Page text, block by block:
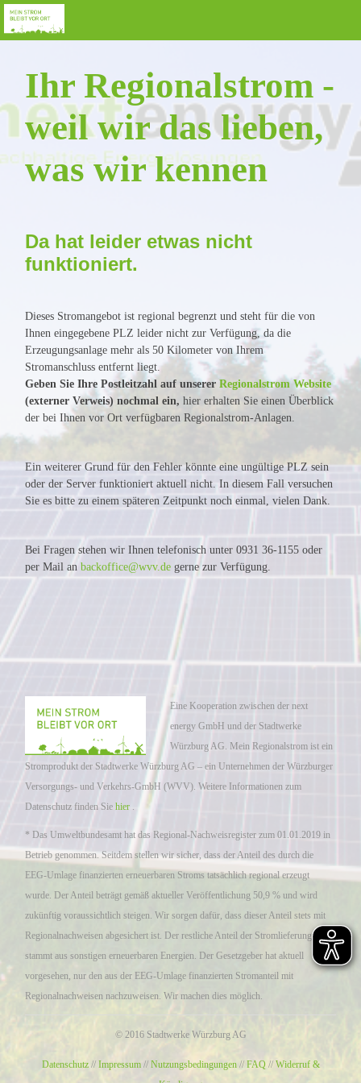
Ihr Regionalstrom -
weil wir das lieben,
was wir kennen
Da hat leider etwas nicht
funktioniert.
Dieses Stromangebot ist regional begrenzt und steht für die von
Ihnen eingegebene PLZ leider nicht zur Verfügung, da die
Erzeugungsanlage mehr als 50 Kilometer von Ihrem
Stromanschluss entfernt liegt.
Geben Sie Ihre Postleitzahl auf unsererRegionalstrom Website
(externer Verweis) nochmal ein, hier erhalten Sie einen Überblick
der bei Ihnen vor Ort verfügbaren Regionalstrom-Anlagen.
Ein weiterer Grund für den Fehler könnte eine ungültige PLZ sein
oder der Server funktioniert aktuell nicht. In diesem Fall versuchen
Sie es bitte zu einem späteren Zeitpunkt noch einmal, vielen Dank.
Bei Fragen stehen wir Ihnen telefonisch unter 0931 36-1155 oder
per Mail anbackoffice@wvv.de gerne zur Verfügung.
Eine Kooperation zwischen der next
energy GmbH und der Stadtwerke
Würzburg AG. Mein Regionalstrom ist ein
Stromprodukt der Stadtwerke Würzburg AG – ein Unternehmen der Würzburger
Versorgungs- und Verkehrs-GmbH (WVV). Weitere Informationen zum
Datenschutz finden Siehier .
* Das Umweltbundesamt hat das Regional-Nachweisregister zum 01.01.2019 in
Betrieb genommen. Seitdem stellen wir sicher, dass der Anteil des durch die
EEG-Umlage finanzierten erneuerbaren Stroms tatsächlich regional erzeugt
wurde. Der Anteil beträgt gemäß aktueller Veröffentlichung 50,9 % und wird
zukünftig voraussichtlich steigen. Wir sorgen dafür, dass dieser Anteil stets mit
Regionalnachweisen abgesichert ist. Der restliche Anteil der Stromlieferung
stammt aus sonstigen erneuerbaren Energien. Der Gesetzgeber hat aktuell
vorgesehen, nur den aus der EEG-Umlage finanzierten Stromanteil mit
Regionalnachweisen nachzuweisen. Wir machen dies möglich.
© 2016 Stadtwerke Würzburg AG
Datenschutz// Impressum// Nutzungsbedingungen// FAQ// Widerruf &